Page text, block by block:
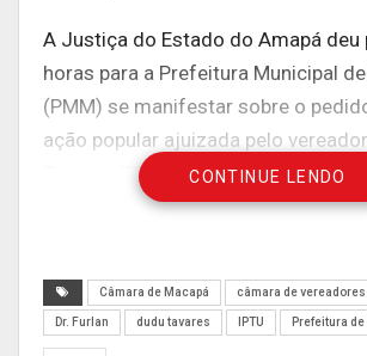
A Justiça do Estado do Amapá deu
horas para a Prefeitura Municipal
(PMM) se manifestar sobre o
ação popular ajuizada pelo
Tavares (PDT), que requer a
cobrança do Imposto Predial e
monetária.
A ação popular protocolada na 4ª
CONTINUE LENDO
Câmara de Macapá câmara de vereadores
Dr. Furlan dudu tavares IPTU Prefeitura de